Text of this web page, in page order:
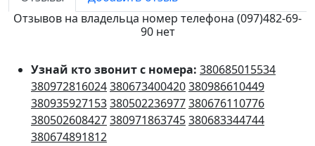
Отзывов на владельца номер телефона (097)482-69-
90 нет
Узнай кто звонит с номера: 380685015534
380972816024380673400420380986610449
380935927153380502236977380676110776
380502608427380971863745380683344744
380674891812